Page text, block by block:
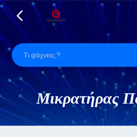
Μικρατήρας